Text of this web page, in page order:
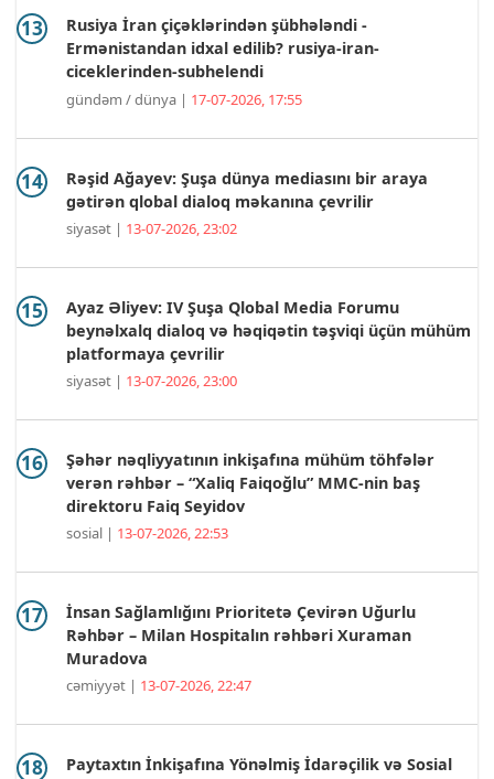
Rusiya İran çiçəklərindən şübhələndi -
Ermənistandan idxal edilib? rusiya-iran-
ciceklerinden-subhelendi
gündəm / dünya | 17-07-2026, 17:55
Rəşid Ağayev: Şuşa dünya mediasını bir araya
gətirən qlobal dialoq məkanına çevrilir
siyasət | 13-07-2026, 23:02
Ayaz Əliyev: IV Şuşa Qlobal Media Forumu
beynəlxalq dialoq və həqiqətin təşviqi üçün mühüm
platformaya çevrilir
siyasət | 13-07-2026, 23:00
Şəhər nəqliyyatının inkişafına mühüm töhfələr
verən rəhbər – “Xaliq Faiqoğlu” MMC-nin baş
direktoru Faiq Seyidov
sosial | 13-07-2026, 22:53
İnsan Sağlamlığını Prioritetə Çevirən Uğurlu
Rəhbər – Milan Hospitalın rəhbəri Xuraman
Muradova
cəmiyyət | 13-07-2026, 22:47
Paytaxtın İnkişafına Yönəlmiş İdarəçilik və Sosial